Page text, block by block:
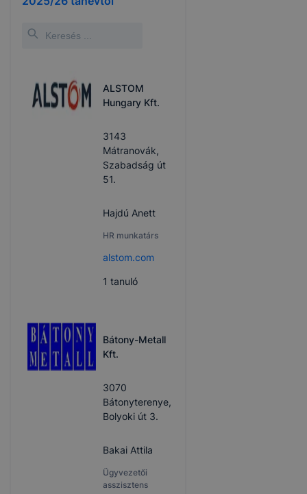
ALSTOM
Hungary Kft.
3143
Mátranovák,
Szabadság út
51.
Hajdú Anett
HR munkatárs
alstom.com
1 tanuló
Bátony-Metall
Kft.
3070
Bátonyterenye,
Bolyoki út 3.
Bakai Attila
Ügyvezetői
asszisztens